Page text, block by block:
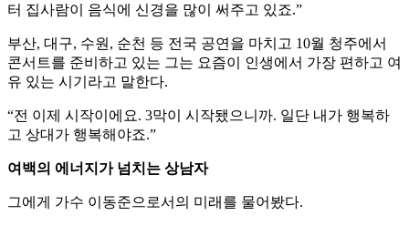
터 집사람이 음식에 신경을 많이 써주고 있죠.”
부산, 대구, 수원, 순천 등 전국 공연을 마치고 10월 청주에서
콘서트를 준비하고 있는 그는 요즘이 인생에서 가장 편하고 여
유 있는 시기라고 말한다.
“전 이제 시작이에요. 3막이 시작됐으니까. 일단 내가 행복하
고 상대가 행복해야죠.”
여백의 에너지가 넘치는 상남자
그에게 가수 이동준으로서의 미래를 물어봤다.